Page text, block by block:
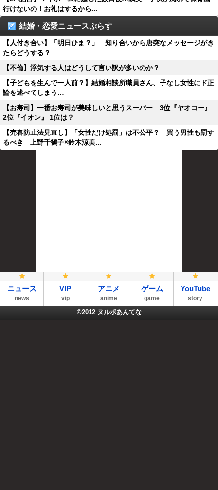
行けないの！お礼はするから...
結婚・恋愛ニュースぷらす
【人付き合い】「明日ひま？」 知り合いから唐突なメッセージがき
たらどうする？
【不倫】浮気する人はどうして言い訳が多いのか？
【子どもを生んで一人前？】結婚相談所職員さん、子なし女性にド正
論を述べてしまう…
【お寿司】一番お寿司が美味しいと思うスーパー 3位『ヤオコー』
2位『イオン』 1位は？
【売春防止法見直し】「女性だけ処罰」は不公平？ 買う男性も罰す
るべき 上野千鶴子×鈴木涼美...
ニュース
news
VIP
vip
アニメ
anime
ゲーム
game
YouTube
story
©2012 ヌルポあんてな